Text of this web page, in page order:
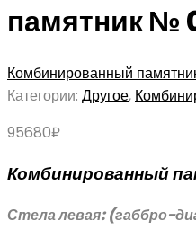
памятник №
Комбинированный
Категории: Другое,
95680₽
Комбинированный
Стела левая: (габбро-